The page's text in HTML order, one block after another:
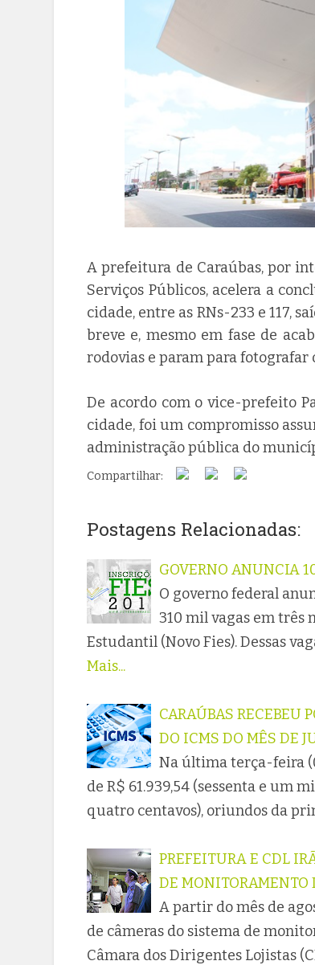
A prefeitura de Caraúbas, por
Serviços Públicos, acelera a
cidade, entre as RNs-233 e 117,
breve e, mesmo em fase de
rodovias e param para fotografar
De acordo com o vice-prefeito
cidade, foi um compromisso
administração pública do
Compartilhar:
Postagens Relacionadas:
GOVERNO ANUNCIA
O governo federal
310 mil vagas em três
Estudantil (Novo Fies). Dessas
Mais...
CARAÚBAS RECEBEU
DO ICMS DO MÊS DE
Na última terça-feira
de R$ 61.939,54 (sessenta e um
quatro centavos), oriundos da
PREFEITURA E CDL
DE MONITORAMENTO
A partir do mês de
de câmeras do sistema de
Câmara dos Dirigentes Lojistas